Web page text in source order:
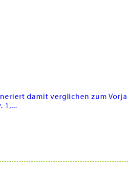
damit verglichen zum
1,...